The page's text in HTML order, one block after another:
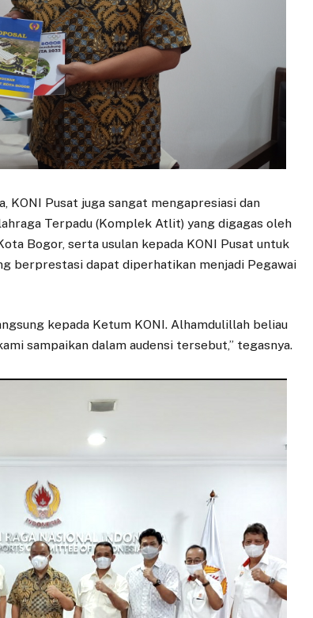
KONI Pusat juga sangat mengapresiasi dan
Terpadu (Komplek Atlit) yang digagas oleh
Bogor, serta usulan kepada KONI Pusat untuk
berprestasi dapat diperhatikan menjadi Pegawai
kepada Ketum KONI. Alhamdulillah beliau
sampaikan dalam audensi tersebut,” tegasnya.
DAERAH
Mental
warga Kota Bogor
Penggerak
DAERAH
Murah di Sempur